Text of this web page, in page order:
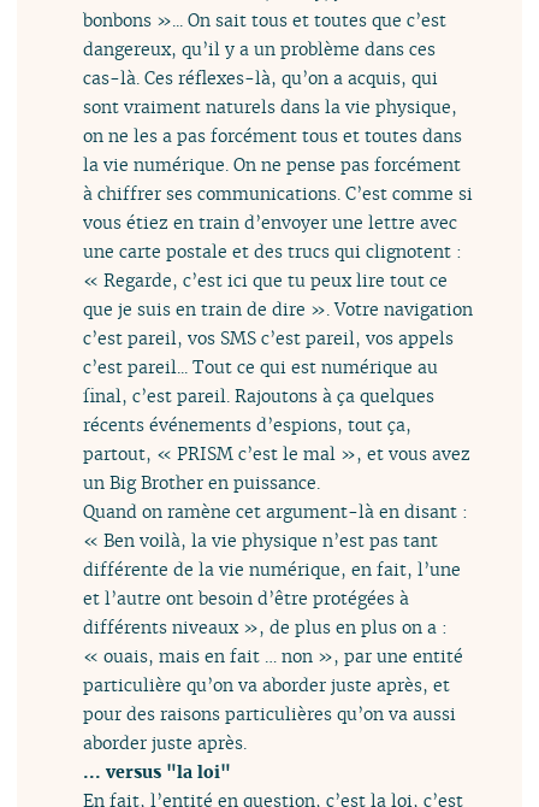
bonbons »... On sait tous et toutes que c’est
dangereux, qu’il y a un problème dans ces
cas-là. Ces réflexes-là, qu’on a acquis, qui
sont vraiment naturels dans la vie physique,
on ne les a pas forcément tous et toutes dans
la vie numérique. On ne pense pas forcément
à chiffrer ses communications. C’est comme si
vous étiez en train d’envoyer une lettre avec
une carte postale et des trucs qui clignotent :
« Regarde, c’est ici que tu peux lire tout ce
que je suis en train de dire ». Votre navigation
c’est pareil, vos SMS c’est pareil, vos appels
c’est pareil... Tout ce qui est numérique au
final, c’est pareil. Rajoutons à ça quelques
récents événements d’espions, tout ça,
partout, « PRISM c’est le mal », et vous avez
un Big Brother en puissance.
Quand on ramène cet argument-là en disant :
« Ben voilà, la vie physique n’est pas tant
différente de la vie numérique, en fait, l’une
et l’autre ont besoin d’être protégées à
différents niveaux », de plus en plus on a :
« ouais, mais en fait … non », par une entité
particulière qu’on va aborder juste après, et
pour des raisons particulières qu’on va aussi
aborder juste après.
... versus "la loi"
En fait, l’entité en question, c’est la loi, c’est